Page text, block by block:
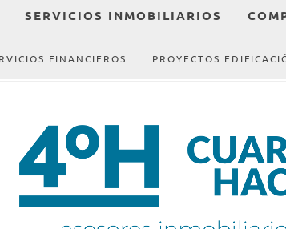
SERVICIOS INMOBILIARIOS
FINANCIEROS PROYECTOS